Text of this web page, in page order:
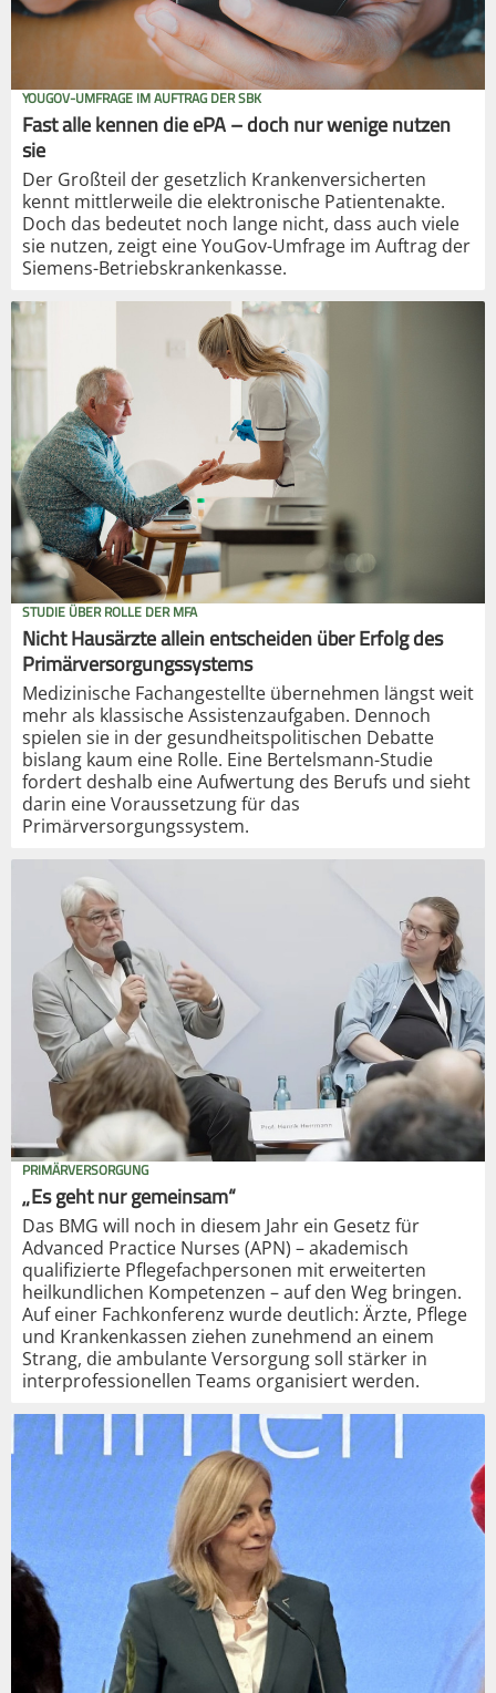
YOUGOV-UMFRAGE IM AUFTRAG DER SBK
Fast alle kennen die ePA – doch nur wenige nutzen
sie
Der Großteil der gesetzlich Krankenversicherten
kennt mittlerweile die elektronische Patientenakte.
Doch das bedeutet noch lange nicht, dass auch viele
sie nutzen, zeigt eine YouGov-Umfrage im Auftrag der
Siemens-Betriebskrankenkasse.
STUDIE ÜBER ROLLE DER MFA
Nicht Hausärzte allein entscheiden über Erfolg des
Primärversorgungssystems
Medizinische Fachangestellte übernehmen längst weit
mehr als klassische Assistenzaufgaben. Dennoch
spielen sie in der gesundheitspolitischen Debatte
bislang kaum eine Rolle. Eine Bertelsmann-Studie
fordert deshalb eine Aufwertung des Berufs und sieht
darin eine Voraussetzung für das
Primärversorgungssystem.
PRIMÄRVERSORGUNG
„Es geht nur gemeinsam“
Das BMG will noch in diesem Jahr ein Gesetz für
Advanced Practice Nurses (APN) – akademisch
qualifizierte Pflegefachpersonen mit erweiterten
heilkundlichen Kompetenzen – auf den Weg bringen.
Auf einer Fachkonferenz wurde deutlich: Ärzte, Pflege
und Krankenkassen ziehen zunehmend an einem
Strang, die ambulante Versorgung soll stärker in
interprofessionellen Teams organisiert werden.